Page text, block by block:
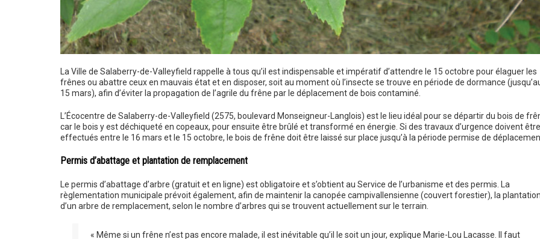
La Ville de Salaberry-de-Valleyfield rappelle à tous qu’il est indispensable et impératif d’attendre le 15 octobre pour élaguer les
frênes ou abattre ceux en mauvais état et en disposer, soit au moment où l’insecte se trouve en période de dormance
15 mars), afin d’éviter la propagation de l’agrile du frêne par le déplacement de bois contaminé.
L’Écocentre de Salaberry-de-Valleyfield (2575, boulevard Monseigneur-Langlois) est le lieu idéal pour se départir du bois de
car le bois y est déchiqueté en copeaux, pour ensuite être brûlé et transformé en énergie. Si des travaux d’urgence doivent être
effectués entre le 16 mars et le 15 octobre, le bois de frêne doit être laissé sur place jusqu’à la période permise de
Permis d’abattage et plantation de remplacement
Le permis d’abattage d’arbre (gratuit et en ligne) est obligatoire et s’obtient au Service de l’urbanisme et des permis. La
règlementation municipale prévoit également, afin de maintenir la canopée campivallensienne (couvert forestier), la
d’un arbre de remplacement, selon le nombre d’arbres qui se trouvent actuellement sur le terrain.
« Même si un frêne n’est pas encore malade, il est inévitable qu’il le soit un jour, explique Marie-Lou Lacasse. Il faut